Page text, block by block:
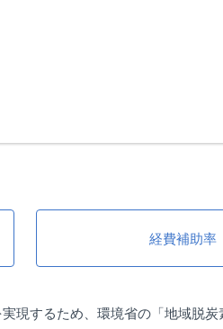
経費補助率
現するため、環境省の「地域脱